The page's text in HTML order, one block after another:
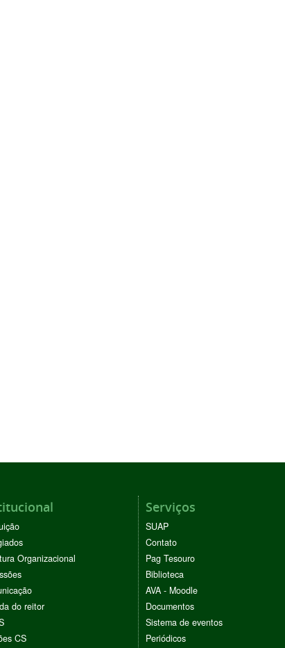
Organizacional
do reitor
CS
Serviços
SUAP
Contato
Pag Tesouro
Biblioteca
AVA - Moodle
Documentos
Sistema de eventos
Periódicos